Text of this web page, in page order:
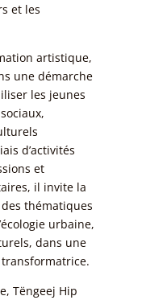
et les
artistique,
une démarche
les jeunes
d’activités
et
il invite la
thématiques
urbaine,
dans une
Tëngeej Hip